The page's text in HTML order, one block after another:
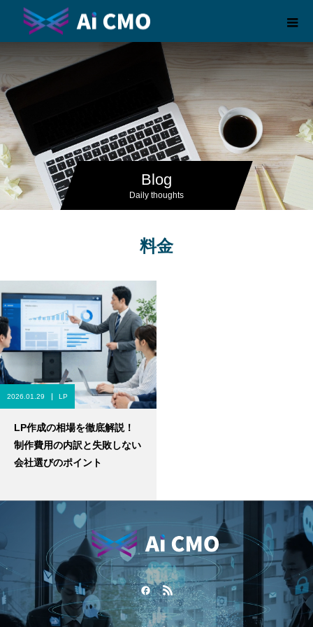
Blog
Daily thoughts
料金
2026.01.29 LP
LP作成の相場を徹底解説！
制作費用の内訳と失敗しない
会社選びのポイント